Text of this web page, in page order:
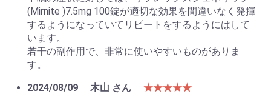
(Mirnite )7.5mg 100錠が適切な効果を間違いなく発揮
するようになっていてリピートをするようにはして
います。
若干の副作用で、非常に使いやすいものがありま
す。
2024/08/09
木山 さん
★★★★★